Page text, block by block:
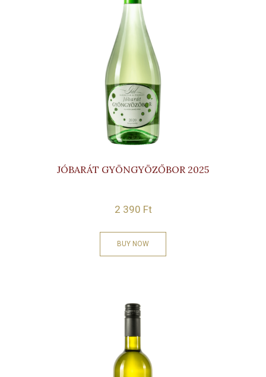
JÓBARÁT GYÖNGYÖZŐBOR 2025
2 390 Ft
BUY NOW